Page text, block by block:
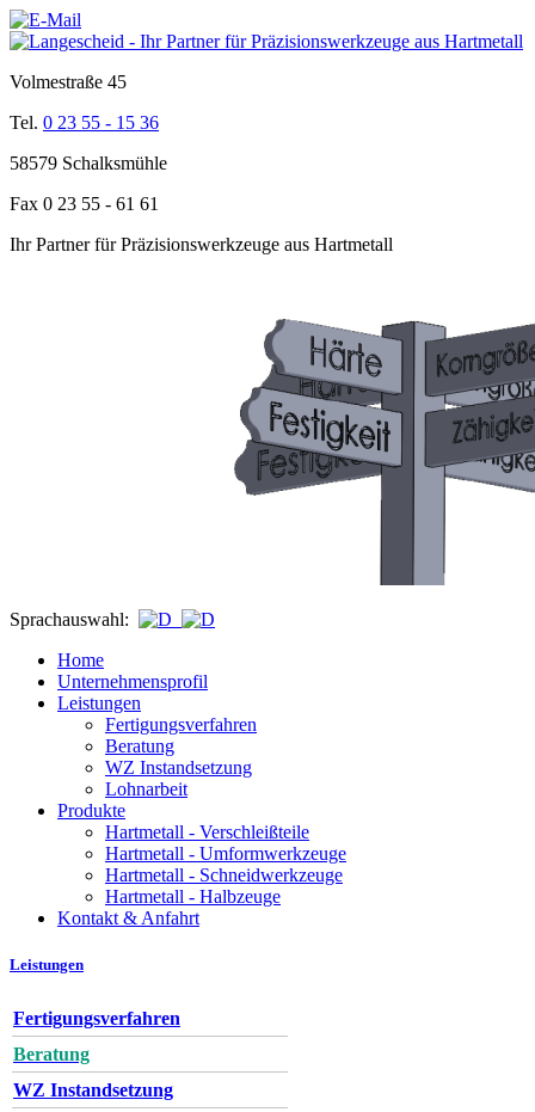
Volmestraße 45
Tel. 0 23 55 - 15 36
58579 Schalksmühle
Fax 0 23 55 - 61 61
Ihr Partner für Präzisionswerkzeuge aus Hartmetall
Sprachauswahl:
Home
Unternehmensprofil
Leistungen
Fertigungsverfahren
Beratung
WZ Instandsetzung
Lohnarbeit
Produkte
Hartmetall - Verschleißteile
Hartmetall - Umformwerkzeuge
Hartmetall - Schneidwerkzeuge
Hartmetall - Halbzeuge
Kontakt & Anfahrt
Leistungen
Fertigungsverfahren
Beratung
WZ Instandsetzung